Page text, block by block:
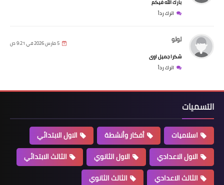
بارك الله فيكم
اترك رداً
لولو 5 مارس 2026 في 9:21 ص
شكرا جميل اوى
اترك رداً
التسميات
اسلاميات أفكار وأنشطة
الاول الابتدائي
الاول الاعدادي
الاول الثانوي
الثالث الابتدائي
الثالث الاعدادي
الثالث الثانوي